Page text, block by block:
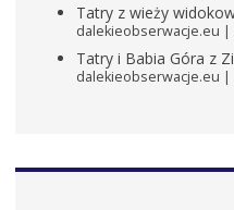
Tatry z wieży
dalekieobserwacje.eu
Tatry i Babia Góra z
dalekieobserwacje.eu